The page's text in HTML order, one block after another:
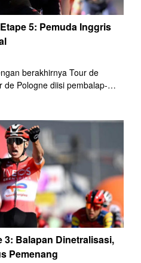
5: Pemuda Inggris
berakhirnya Tour de
de Pologne diisi pembalap-
3: Balapan Dinetralisasi,
Pemenang